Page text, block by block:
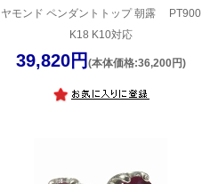
ヤモンド ペンダントトップ 朝露 PT900
K18 K10対応
39,820円 (本体価格:36,200円)